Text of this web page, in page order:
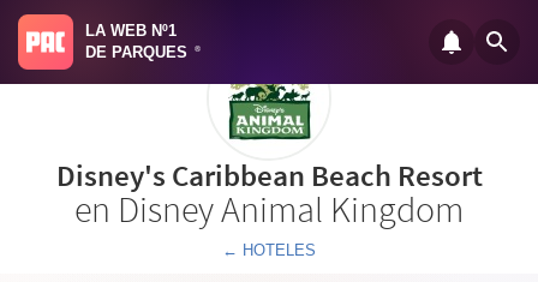
LA WEB Nº1
DE PARQUES
®
Disney's Caribbean Beach Resort
en Disney Animal Kingdom
← HOTELES